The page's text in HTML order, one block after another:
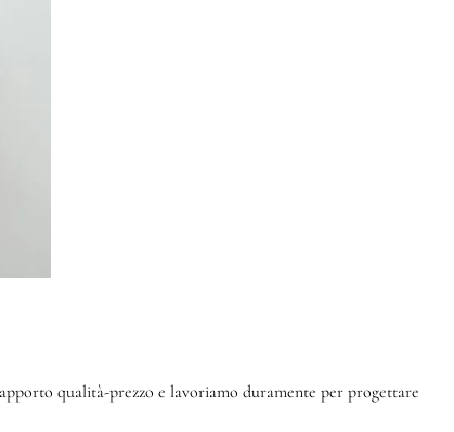
qualità-prezzo e lavoriamo duramente per progettare